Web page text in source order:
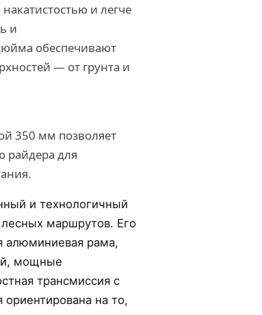
и легче
и
обеспечивают
— от грунта и
350 мм позволяет
райдера для
и технологичный
маршрутов. Его
алюминиевая рама,
мощные
трансмиссия с
на то,